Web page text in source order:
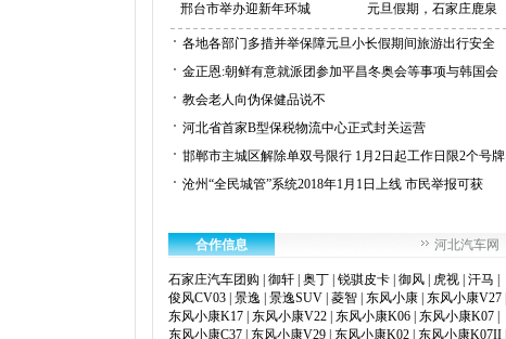
邢台市举办迎新年环城 元旦假期，石家庄鹿泉
各地各部门多措并举保障元旦小长假期间旅游出行安全
金正恩:朝鲜有意就派团参加平昌冬奥会等事项与韩国会
教会老人向伪保健品说不
河北省首家B型保税物流中心正式封关运营
邯郸市主城区解除单双号限行 1月2日起工作日限2个号牌
沧州“全民城管”系统2018年1月1日上线 市民举报可获
合作信息 河北汽车网
石家庄汽车团购 御轩 奥丁 锐骐皮卡 御风 虎视 汗马
俊风CV03 景逸 景逸SUV 菱智 东风小康 东风小康V27
东风小康K17 东风小康V22 东风小康K06 东风小康K07
东风小康C37 东风小康V29 东风小康K02 东风小康K07II